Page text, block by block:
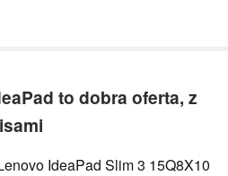
to dobra oferta, z
IdeaPad Slim 3 15Q8X10